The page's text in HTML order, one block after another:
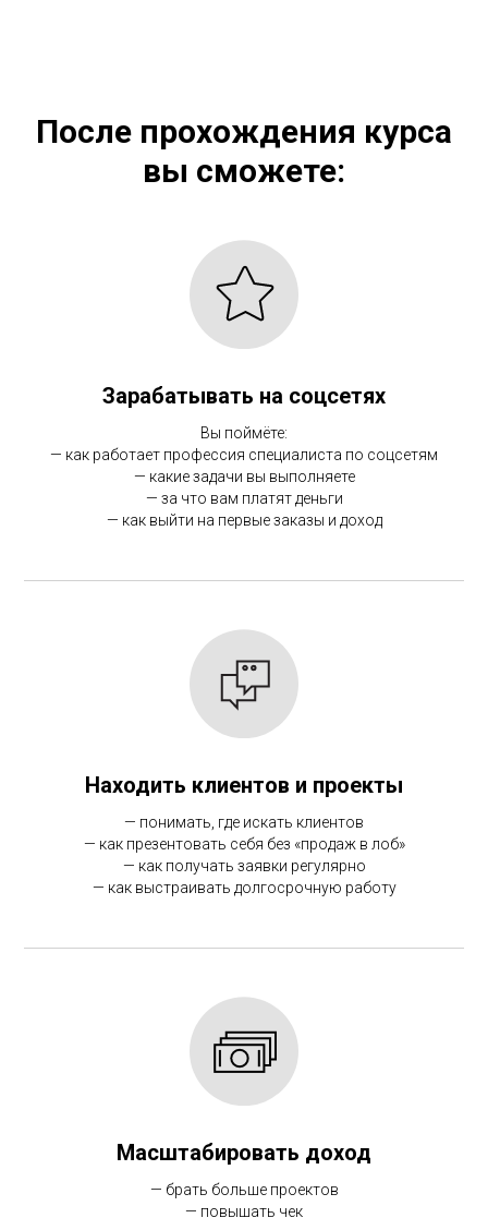
После прохождения курса
вы сможете:
Зарабатывать на соцсетях
Вы поймёте:
— как работает профессия специалиста по соцсетям
— какие задачи вы выполняете
— за что вам платят деньги
— как выйти на первые заказы и доход
Находить клиентов и проекты
— понимать, где искать клиентов
— как презентовать себя без «продаж в лоб»
— как получать заявки регулярно
— как выстраивать долгосрочную работу
Масштабировать доход
— брать больше проектов
— повышать чек